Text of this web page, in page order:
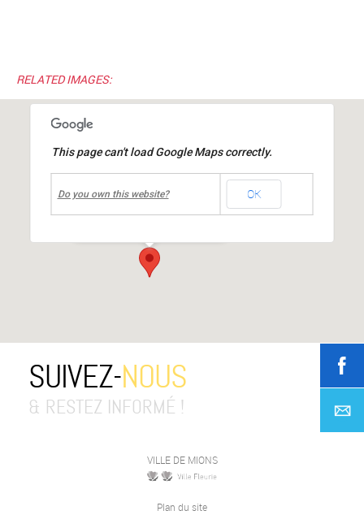
RELATED IMAGES:
Mairie de MIONS
MIONS
This page can't load Google Maps correctly.
Do you own this website? OK
SUIVEZ-NOUS
& RESTEZ INFORMÉ !
VILLE DE MIONS
Plan du site